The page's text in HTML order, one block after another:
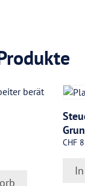
CHF